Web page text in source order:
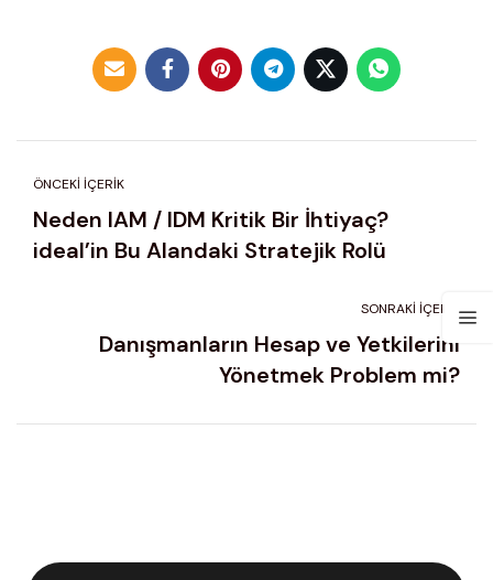
ÖNCEKI İÇERIK
Neden IAM / IDM Kritik Bir İhtiyaç?
ideal’in Bu Alandaki Stratejik Rolü
SONRAKI İÇERIK
Danışmanların Hesap ve Yetkilerini
Yönetmek Problem mi?